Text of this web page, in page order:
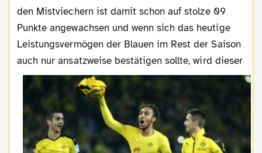
den Mistviechern ist damit schon auf stolze 09
Punkte angewachsen und wenn sich das heutige
Leistungsvermögen der Blauen im Rest der Saison
auch nur ansatzweise bestätigensollte, wird dieser